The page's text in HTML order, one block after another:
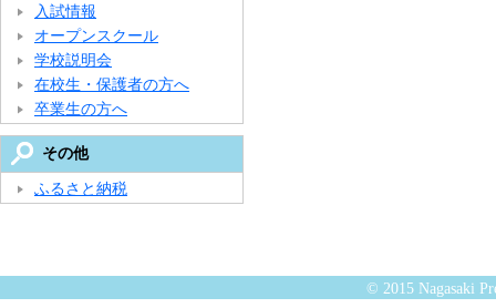
入試情報
オープンスクール
学校説明会
在校生・保護者の方へ
卒業生の方へ
その他
ふるさと納税
© 2015 Nagasaki